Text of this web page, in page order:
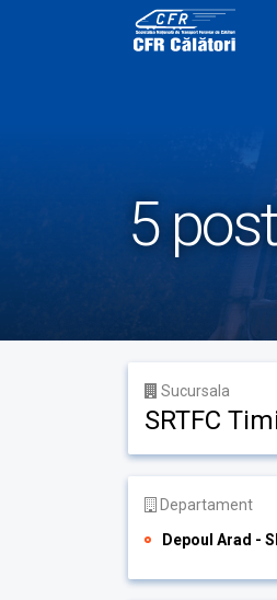
5
Sucursala
SRTFC
Departament
Depoul Arad -